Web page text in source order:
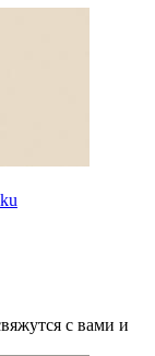
с вами и